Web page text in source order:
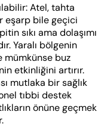
Atel, tahta
eşarp bile geçici
sıkı ama dolaşımı
Yaralı bölgenin
mümkünse buz
etkinliğini artırır.
mutlaka bir sağlık
tıbbi destek
önüne geçmek